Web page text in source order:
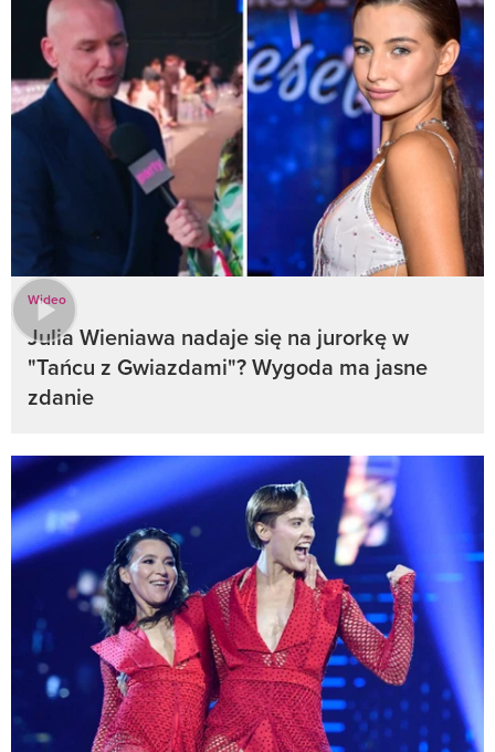
Wideo
Julia Wieniawa nadaje się na jurorkę w
"Tańcu z Gwiazdami"? Wygoda ma jasne
zdanie